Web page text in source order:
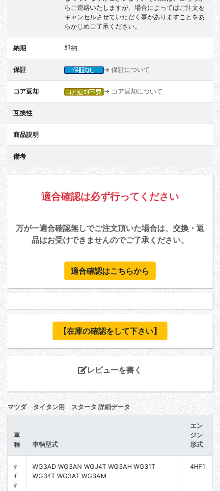
らご連絡いたしますが、場合によってはご注文を
キャンセルさせていただく事がありますことをあ
らかじめご了承ください。
納期 即納
保証 → 保証について
コア返却 → コア返却について
互換性
商品説明
備考
適合確認は必ず行ってください
万が一適合確認無しでご注文頂いた場合は、交換・返
品はお受けできませんのでご了承ください。
適合確認はこちらから
【在庫の確認をして下さい】
レビューを書く
マツダ タイタン用 スタータ 詳細データ
車
種
車輌型式
エン
ジン
形式
ﾀ
ｲ
ﾀ
WG3AD WG3AN WGJ4T WG3AH WG31T
WG34T WG3AT WG3AM
4HF1